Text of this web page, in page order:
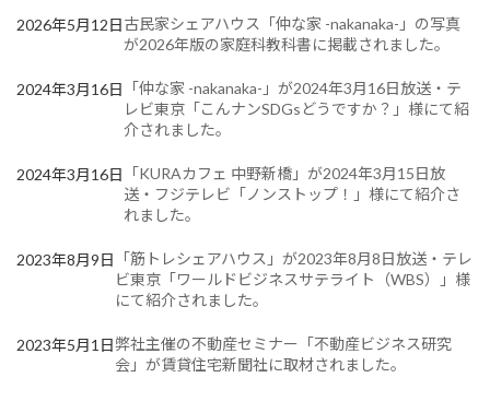
2026年5月12日古民家シェアハウス「仲な家 -nakanaka-」の写真
が2026年版の家庭科教科書に掲載されました。
2024年3月16日
「仲な家 -nakanaka-」が2024年3月16日放送・テ
レビ東京「こんナンSDGsどうですか？」様にて紹
介されました。
2024年3月16日
「KURAカフェ 中野新橋」が2024年3月15日放
送・フジテレビ「ノンストップ！」様にて紹介さ
れました。
2023年8月9日
「筋トレシェアハウス」が2023年8月8日放送・テレ
ビ東京「ワールドビジネスサテライト（WBS）」様
にて紹介されました。
2023年5月1日弊社主催の不動産セミナー「不動産ビジネス研究
会」が賃貸住宅新聞社に取材されました。